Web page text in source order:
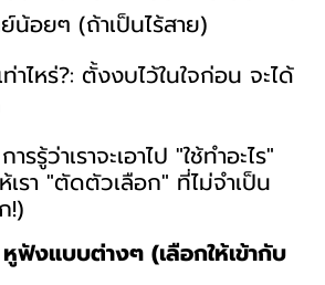
น้อยๆ (ถ้าเป็นไร้สาย)
าไหร่?: ตั้งงบไว้ในใจก่อน จะได้
รู้ว่าเราจะเอาไป "ใช้ทำอะไร"
เรา "ตัดตัวเลือก" ที่ไม่จำเป็น
!)
ฟังแบบต่างๆ (เลือกให้เข้ากับ